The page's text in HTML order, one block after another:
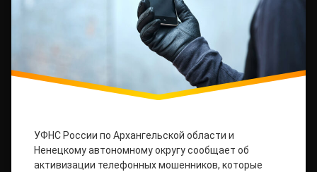
УФНС России по Архангельской области и
Ненецкому автономному округу сообщает об
активизации телефонных мошенников, которые